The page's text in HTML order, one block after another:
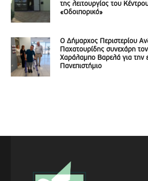
της λειτουργίας του
«Οδοιπορικό»
Ο Δήμαρχος Περιστερίου
Παχατουρίδης συνεχάρη
Χαράλαμπο Βαρελά για την
Πανεπιστήμιο